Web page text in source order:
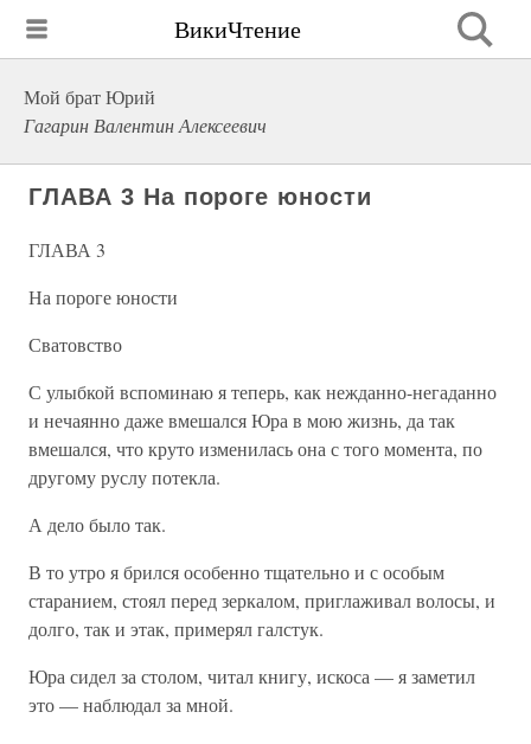
ВикиЧтение
Мой брат Юрий
Гагарин Валентин Алексеевич
ГЛАВА 3 На пороге юности
ГЛАВА 3
На пороге юности
Сватовство
С улыбкой вспоминаю я теперь, как нежданно-негаданно
и нечаянно даже вмешался Юра в мою жизнь, да так
вмешался, что круто изменилась она с того момента, по
другому руслу потекла.
А дело было так.
В то утро я брился особенно тщательно и с особым
старанием, стоял перед зеркалом, приглаживал волосы, и
долго, так и этак, примерял галстук.
Юра сидел за столом, читал книгу, искоса — я заметил
это — наблюдал за мной.